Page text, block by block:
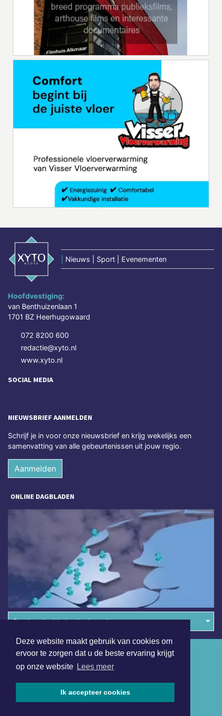
Deze website maakt gebruik van cookies om
ervoor te zorgen dat u de beste ervaring krijgt
op onze website Lees meer
Ik accepteer cookies
Nieuws | Sport | Evenementen
Hoofdvestiging:
van Benthuizenlaan 1
1701 BZ Heerhugowaard
072 8200 600
redactie@xyto.nl
www.xyto.nl
SOCIAL MEDIA
NIEUWSBRIEF AANMELDEN
Schrijf je in voor onze nieuwsbrief en krijg wekelijks een
samenvatting van alle gebeurtenissen uit jouw regio.
Aanmelden
ONLINE DAGBLADEN
Overige dagbladen in de regio
Algemene voorwaarden
Disclaimer